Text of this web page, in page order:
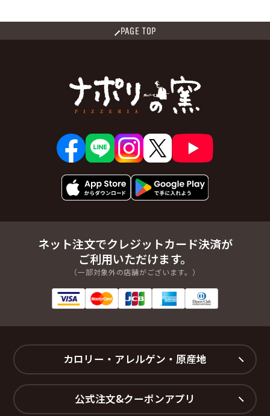
PAGE TOP
ネット注文でクレジットカード決済が
ご利用いただけます。
（一部対象外の店舗がございます。）
カロリー・アレルゲン・原産地
公式注文&クーポンアプリ